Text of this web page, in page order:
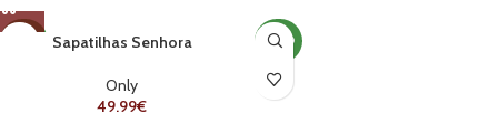
Sapatilhas Senhora
Only
49.99€
NOVO